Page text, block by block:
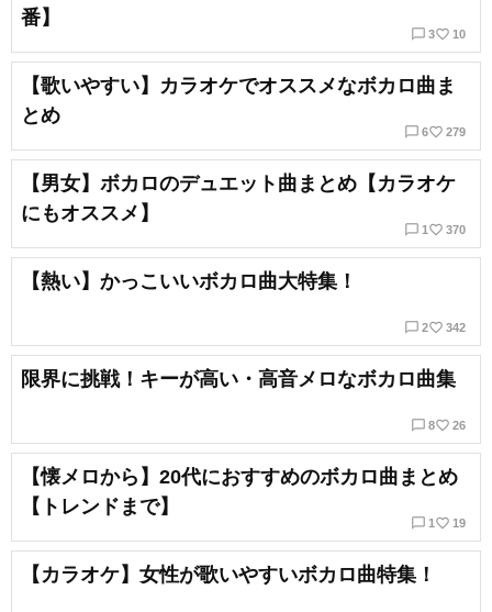
番】
chat_bubble_outline 3favorite_border 10
【歌いやすい】カラオケでオススメなボカロ曲ま
とめ
chat_bubble_outline 6favorite_border 279
【男女】ボカロのデュエット曲まとめ【カラオケ
にもオススメ】
chat_bubble_outline 1 favorite_border 370
【熱い】かっこいいボカロ曲大特集！
chat_bubble_outline 2favorite_border 342
限界に挑戦！キーが高い・高音メロなボカロ曲集
chat_bubble_outline 8favorite_border 26
【懐メロから】20代におすすめのボカロ曲まとめ
【トレンドまで】
chat_bubble_outline 1 favorite_border 19
【カラオケ】女性が歌いやすいボカロ曲特集！